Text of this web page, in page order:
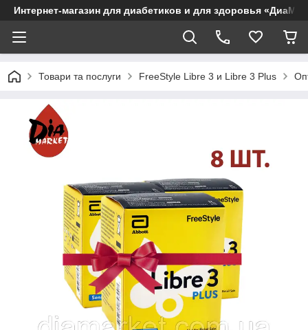
Интернет-магазин для диабетиков и для здоровья
Товари та послуги FreeStyle Libre 3 и Libre 3 Plus